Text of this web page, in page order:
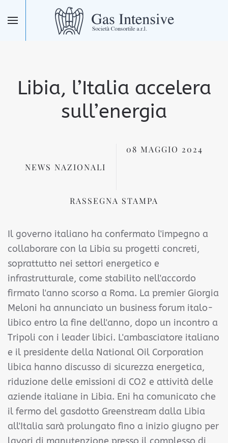
Skip to main content
Libia, l’Italia accelera
sull’energia
NEWS NAZIONALI
08 MAGGIO 2024
RASSEGNA STAMPA
Il governo italiano ha confermato l'impegno a
collaborare con la Libia su progetti concreti,
soprattutto nei settori energetico e
infrastrutturale, come stabilito nell'accordo
firmato l'anno scorso a Roma. La premier Giorgia
Meloni ha annunciato un business forum italo-
libico entro la fine dell'anno, dopo un incontro a
Tripoli con i leader libici. L'ambasciatore italiano
e il presidente della National Oil Corporation
libica hanno discusso di sicurezza energetica,
riduzione delle emissioni di CO2 e attività delle
aziende italiane in Libia. Eni ha comunicato che
il fermo del gasdotto Greenstream dalla Libia
all'Italia sarà prolungato fino a inizio giugno per